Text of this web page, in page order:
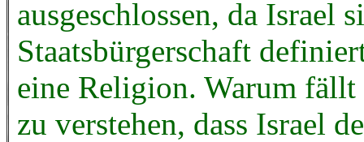
ausgeschlossen, da Israel
Staatsbürgerschaft
eine Religion. Warum fällt
zu verstehen, dass Israel